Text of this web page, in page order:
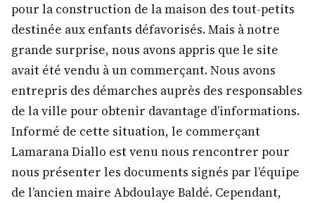
pour la construction de la maison des tout-petits
destinée aux enfants défavorisés. Mais à notre
grande surprise, nous avons appris que le site
avait été vendu à un commerçant. Nous avons
entrepris des démarches auprès des responsables
de la ville pour obtenir davantage d’informations.
Informé de cette situation, le commerçant
Lamarana Diallo est venu nous rencontrer pour
nous présenter les documents signés par l’équipe
de l’ancien maire Abdoulaye Baldé. Cependant,